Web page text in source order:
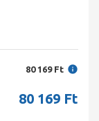
80 169 Ft
80 169 Ft